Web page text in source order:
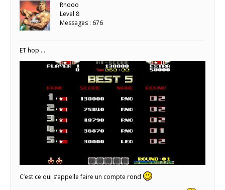
Rnooo
Level 8
Messages : 676
ET hop …
C’est ce qui s’appelle faire un compte rond